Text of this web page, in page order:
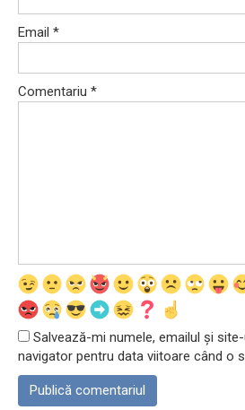
Email *
Comentariu *
Salvează-mi numele, emailul și
navigator pentru data viitoare când o